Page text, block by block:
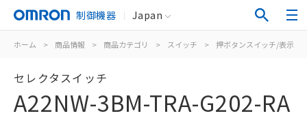
制御機器 Japan
ホーム > 商品情報 > 商品カテゴリ > スイッチ > 押ボタンスイッチ/表示灯
セレクタスイッチ
A22NW-3BM-TRA-G202-RA